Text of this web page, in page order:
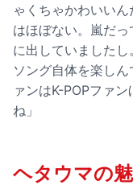
ゃくちゃかわいい
はほぼない。嵐だ
に出していました
ソング自体を楽し
ァンはK-POPファ
ね」
ヘタウマの